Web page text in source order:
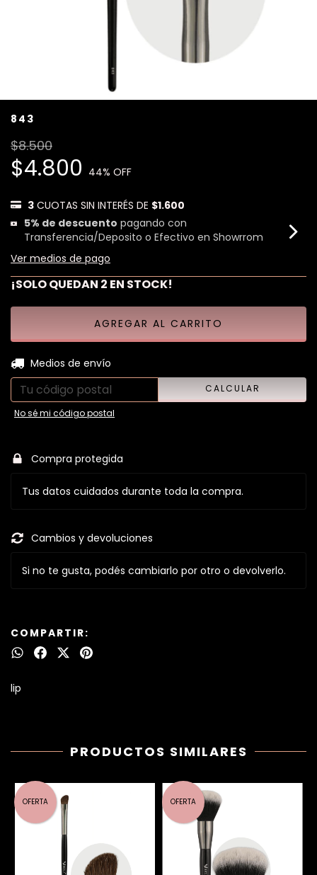
843
$8.500
$4.800 44% OFF
3 CUOTAS SIN INTERÉS DE $1.600
5% de descuento pagando con
Transferencia/Deposito o Efectivo en Showrrom
Ver medios de pago
¡SOLO QUEDAN 2 EN STOCK!
Entregas para el CP:
Medios de envío
CALCULAR
No sé mi código postal
Compra protegida
Tus datos cuidados durante toda la compra.
Cambios y devoluciones
Si no te gusta, podés cambiarlo por otro o devolverlo.
COMPARTIR:
lip
PRODUCTOS SIMILARES
OFERTA OFERTA